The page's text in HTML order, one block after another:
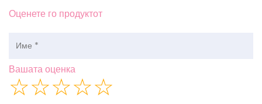
Оценете го продуктот
Вашата оценка
☆
☆
☆
☆
☆